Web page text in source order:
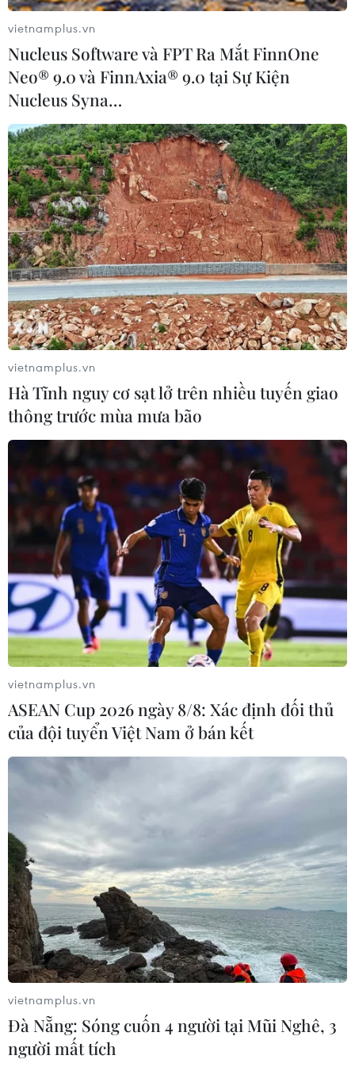
Vĩnh biệt huyền thoại nhạc đồng quê
Kenny Rogers
21/03/2020 07:54
Với giọng ca trầm ấm rất cuốn hút, Kenny Rogers là một
trong những nghệ sĩ có sản phẩm âm nhạc bán chạy
nhất mọi thời đại, với hơn 120 đĩa đơn ăn khách.
Nhiều nghệ sỹ trên thế giới phải nhập
viện do COVID-19
30/03/2020 06:29
Giọng ca hàng đầu thế giới về nhạc thính phòng
Placido Domingo là một trong những nghệ sỹ tiếp theo
phải nhập viện điều trị do dịch bệnh viêm đường hô
hấp cấp COVID-19.
vietnamplus.vn
Nucleus Software và FPT Ra Mắt FinnOne
Neo® 9.0 và FinnAxia® 9.0 tại Sự Kiện
Nucleus Syna…
vietnamplus.vn
Hà Tĩnh nguy cơ sạt lở trên nhiều tuyến giao
thông trước mùa mưa bão
vietnamplus.vn
ASEAN Cup 2026 ngày 8/8: Xác định đối thủ
của đội tuyển Việt Nam ở bán kết
vietnamplus.vn
Đà Nẵng: Sóng cuốn 4 người tại Mũi Nghê, 3
người mất tích